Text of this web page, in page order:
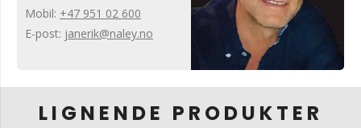
Mobil: +47 951 02 600
E-post: janerik@naley.no
LIGNENDE PRODUKTER